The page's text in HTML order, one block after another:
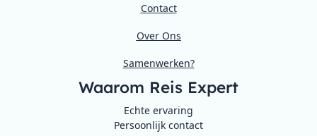
Contact
Over Ons
Samenwerken?
Waarom Reis Expert
Echte ervaring
Persoonlijk contact